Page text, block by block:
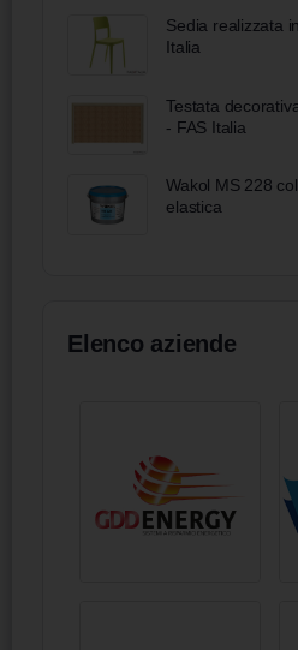
Sedia realizzata
Italia
Testata
- FAS Italia
Wakol MS 228
elastica
Elenco aziende